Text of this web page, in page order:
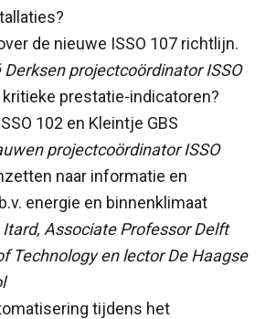
de nieuwe ISSO 107 richtlijn.
Derksen projectcoördinator ISSO
prestatie-indicatoren?
102 en Kleintje GBS
projectcoördinator ISSO
naar informatie en
energie en binnenklimaat
Itard, Associate Professor Delft
Technology en lector De Haagse
tijdens het